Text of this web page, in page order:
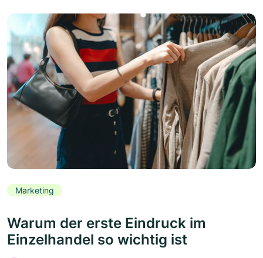
Marketing
Warum der erste Eindruck im
Einzelhandel so wichtig ist